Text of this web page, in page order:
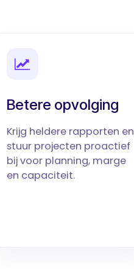
Betere opvolging
Krijg heldere rapporten en
stuur projecten proactief
bij voor planning, marge
en capaciteit.